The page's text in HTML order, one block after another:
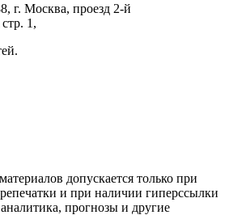
г. Москва, проезд 2-й
1,
допускается только при
и при наличии гиперссылки
прогнозы и другие